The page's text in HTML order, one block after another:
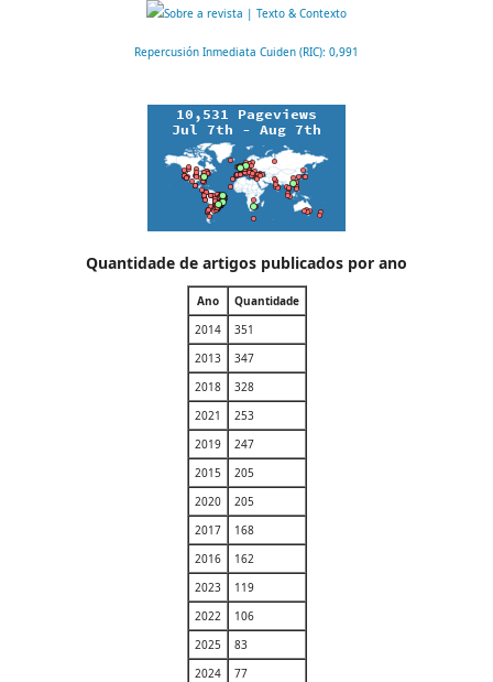
Repercusión Inmediata Cuiden (RIC): 0,991
Quantidade de artigos publicados por ano
Ano
Quantidade
2014
351
2013
347
2018
328
2021
253
2019
247
2015
205
2020
205
2017
168
2016
162
2023
119
2022
106
2025
83
2024
77